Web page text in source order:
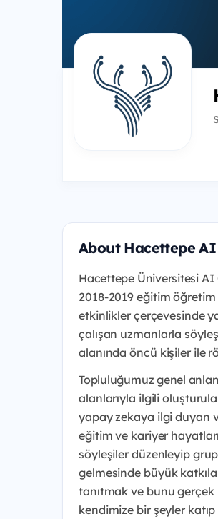
About Hacettepe
Hacettepe Üniversitesi
2018-2019 eğitimöğretim
etkinlikler çerçevesinde
çalışan uzmanlarla
alanında öncü kişiler ile
Topluluğumuz genel
alanlarıyla ilgili
yapay zekaya ilgi duyan
eğitim ve kariyer
söyleşiler düzenleyip
gelmesinde büyük
tanıtmak ve bunu
kendimize bir şeyler